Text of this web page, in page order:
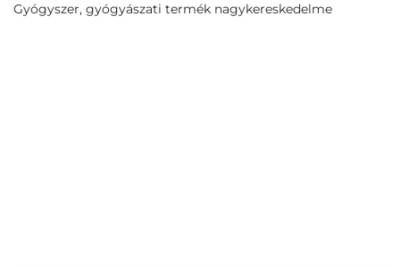
Gyógyszer, gyógyászati termék nagykereskedelme